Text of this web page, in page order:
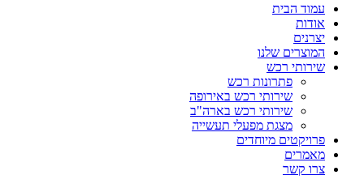
עמוד הבית
אודות
יצרנים
המוצרים שלנו
שירותי רכש
פתרונות רכש
שירותי רכש באירופה
שירותי רכש בארה"ב
מצגת מפעלי תעשייה
פרויקטים מיוחדים
מאמרים
צרו קשר